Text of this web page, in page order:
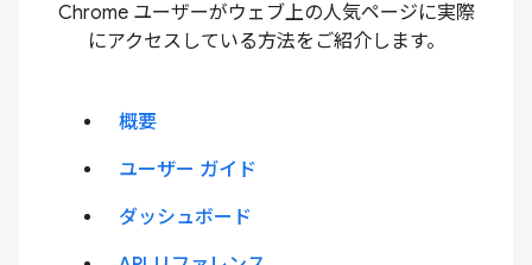
Chrome ユーザーがウェブ上の人気ページに実際
にアクセスしている方法をご紹介します。
概要
ユーザー ガイド
ダッシュボード